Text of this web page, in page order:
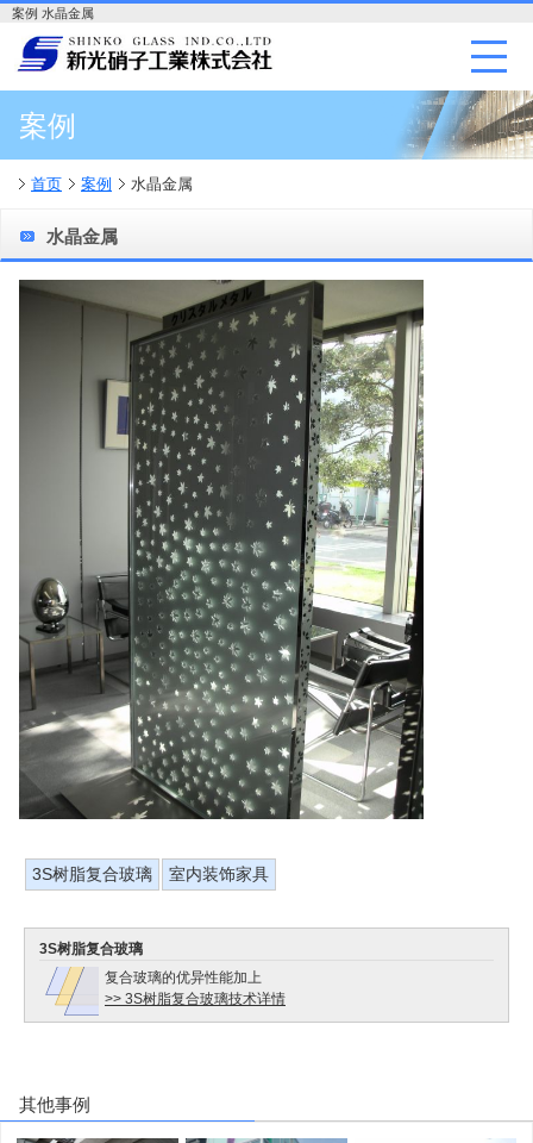
案例 水晶金属
案例
首页 案例 水晶金属
水晶金属
3S树脂复合玻璃 室内装饰家具
3S树脂复合玻璃
复合玻璃的优异性能加上
>> 3S树脂复合玻璃技术详情
其他事例